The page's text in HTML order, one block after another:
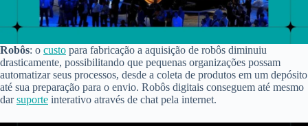
Robôs: o custo para fabricação a aquisição de robôs diminuiu
drasticamente, possibilitando que pequenas organizações possam
automatizar seus processos, desde a coleta de produtos em um depósito
até sua preparação para o envio. Robôs digitais conseguem até mesmo
darsuporte interativo através de chat pela internet.